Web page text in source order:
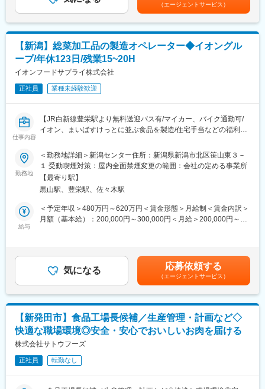
ます。
■働く環境：
◎平均勤続年数16年。初年度から有給休暇20日支給。1時間単位
の有給取得も可能（年40時間まで）。平均取得日数18.0日（2024
年実績）。
◎残業平均月10時間以内（2024年実績2.8時間）、年間休日112
日、転勤なし。腰を据えて長く働ける環境です。
・生産設備の修理業務
・消耗修繕費の予算管理
・設備メーカー、修理業者との折衝
・定期点検等計画保全の立案及び進捗管理と製造部門への指導
生産設備のトラブルの復旧、再発防止、未然防止に係る実務及び
管理業務が中心となり、安定した生産活動を導く部門となりま
■当社について：
トを切った私たち。サトウのごはん・サトウの切り餅など、誰も
が知るブランド力を武器に、日々新しいチャレンジを続けていま
す。
（エージェントサービス）
【新潟】総菜加工品の製造オペレーター◆イオングル
ープ/年休123日/残業15~20H
イオンフードサプライ株式会社
正社員 業種未経験歓迎
仕事内容
【JR白新線豊栄駅より無料送迎バス有/マイカー、バイク通勤可/
イオン、まいばすけっとに並ぶ食品を製造/住宅手当などの福利厚
■業務内容：
畜肉加工品や総菜など、イオン系列店舗に並ぶ商品の製造工程を
担当します。単なる作業スタッフではなく、製造ライン全体を動
かす役割を担っていただくポジションです。
■業務内容詳細：
・食品製造ラインでの工程管理・作業フォロー
・パート・アルバイト社員を含むチーム運営、シフト調整
「どうすればもっとスムーズに進むか」「無駄を減らせるか」を
現場目線で考え、形にしていく仕事です。
・実務を通じて段階的に業務範囲を広げていきます
・定期的な面談を行い、業務上の不安や課題をフォロー
～新しい環境でも安心してスタートできる体制を整えています～
■働きながら身につくこと：
・製造オペレーションの基礎から応用
勤務地
＜勤務地詳細＞新潟センター住所：新潟県新潟市北区笹山東３－
１ 受動喫煙対策：屋内全面禁煙変更の範囲：会社の定める事業所
【最寄り駅】
黒山駅、豊栄駅、佐々木駅
給与
＜予定年収＞480万円～620万円＜賃金形態＞月給制＜賃金内訳＞
月額（基本給）：200,000円～300,000円＜月給＞200,000円～
す。月給(月額)は固定手当を含めた表記です。
気になる 応募依頼する
（エージェントサービス）
【新発田市】食品工場長候補／生産管理・計画など◇
快適な職場環境◎安全・安心でおいしいお肉を届ける
株式会社サトウフーズ
正社員 転勤なし